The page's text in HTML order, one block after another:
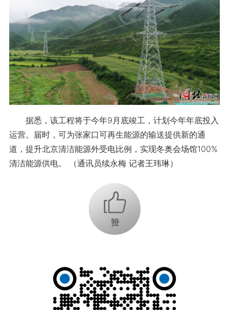
据悉，该工程将于今年9月底竣工，计划今年年底投入
运营。届时，可为张家口可再生能源的输送提供新的通
道，提升北京清洁能源外受电比例，实现冬奥会场馆100%
清洁能源供电。 （通讯员续永梅 记者王玮琳）
+1